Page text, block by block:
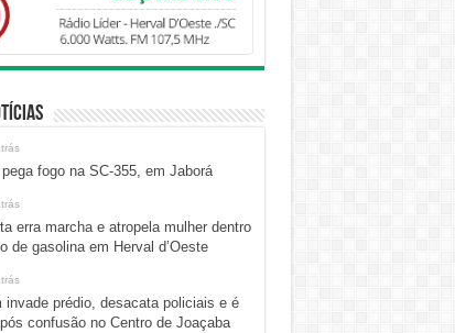
fogo na SC-355, em Jaborá
erra marcha e atropela mulher dentro
de gasolina em Herval d’Oeste
invade prédio, desacata policiais e é
confusão no Centro de Joaçaba